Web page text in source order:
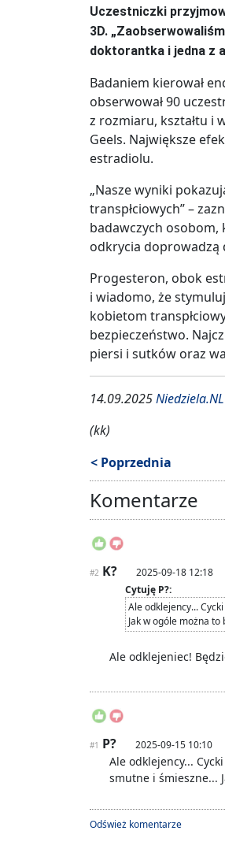
Uczestniczki
3D.
doktorantka i jedna z
Badaniem kierował
obserwował 90
z rozmiaru, kształtu i
Geels. Największe
estradiolu.
„Nasze wyniki
transpłciowych” –
badawczych
odkrycia doprowadzą
Progesteron, obok
i wiadomo, że
kobietom
bezpieczeństwo.
piersi i sutków oraz
14.09.2025Niedziela.NL
(kk)
< Poprzednia
Komentarze
#2 K?
2025-09-18 12:18
Cytuję P?:
Ale odklejency...
Jak w ogóle można
Ale odklejeniec!
#1 P? 2025-09-15 10:10
Ale odklejency...
smutne i śmieszne...
Odśwież komentarze